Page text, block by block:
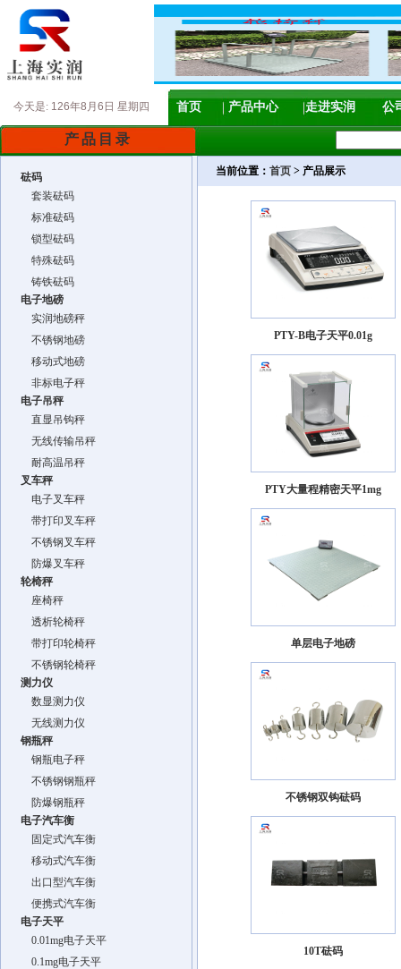
今天是: 126年8月6日 星期四 首页 产品中心 走进实润 公
产品目录
砝码
套装砝码
标准砝码
锁型砝码
特殊砝码
铸铁砝码
电子地磅
实润地磅秤
不锈钢地磅
移动式地磅
非标电子秤
电子吊秤
直显吊钩秤
无线传输吊秤
耐高温吊秤
叉车秤
电子叉车秤
带打印叉车秤
不锈钢叉车秤
防爆叉车秤
轮椅秤
座椅秤
透析轮椅秤
带打印轮椅秤
不锈钢轮椅秤
测力仪
数显测力仪
无线测力仪
钢瓶秤
钢瓶电子秤
不锈钢钢瓶秤
防爆钢瓶秤
电子汽车衡
固定式汽车衡
移动式汽车衡
出口型汽车衡
便携式汽车衡
电子天平
0.01mg电子天平
0.1mg电子天平
当前位置： 首页 > 产品展示
PTY-B电子天平0.01g
PTY大量程精密天平1mg
单层电子地磅
不锈钢双钩砝码
10T砝码